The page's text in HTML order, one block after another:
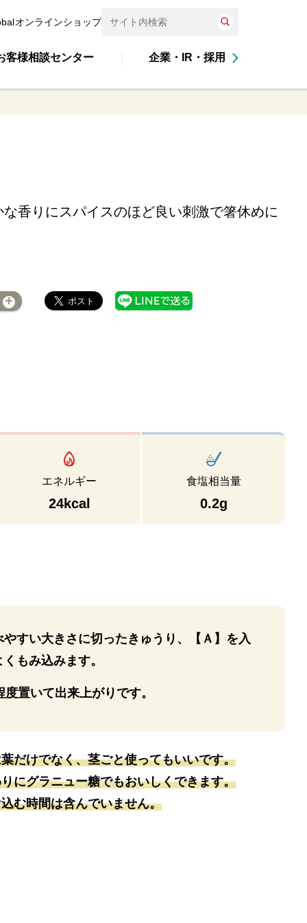
オンラインショップ
客様相談センター 企業・IR・採用
香りにスパイスのほど良い刺激で箸休めに
エネルギー
24kcal
食塩相当量
0.2g
やすい大きさに切ったきゅうり、【Ａ】を入
もみ込みます。
度置いて出来上がりです。
だけでなく、茎ごと使ってもいいです。
にグラニュー糖でもおいしくできます。
む時間は含んでいません。